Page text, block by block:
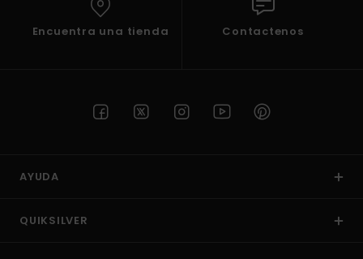
Encuentra una tienda Contactenos
AYUDA
QUIKSILVER